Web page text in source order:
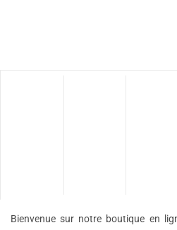
Bienvenue sur notre boutique en